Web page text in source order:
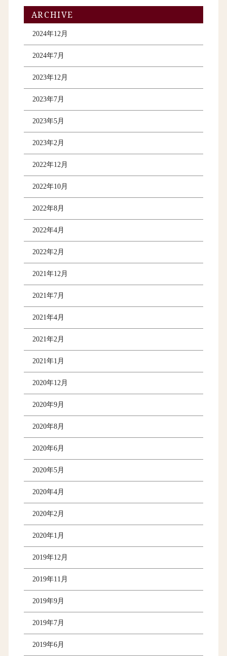
ARCHIVE
2024年12月
2024年7月
2023年12月
2023年7月
2023年5月
2023年2月
2022年12月
2022年10月
2022年8月
2022年4月
2022年2月
2021年12月
2021年7月
2021年4月
2021年2月
2021年1月
2020年12月
2020年9月
2020年8月
2020年6月
2020年5月
2020年4月
2020年2月
2020年1月
2019年12月
2019年11月
2019年9月
2019年7月
2019年6月